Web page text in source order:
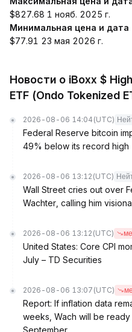
$827.68 1 нояб. 2025 г.
Минимальная цена и дата
$77.91 23 мая 2026 г.
Новости о iBoxx $
ETF (Ondo Tokenized
2026-08-06 14:04 (UTC)
Federal Reserve bitcoin
49% below its record high
2026-08-06 13:12 (UTC)
Wall Street cries out over
Wachter, calling him
2026-08-06 13:12 (UTC)
United States: Core CPI
July – TD Securities
2026-08-06 13:07 (UTC)
Report: If inflation data
weeks, Wach will be
September